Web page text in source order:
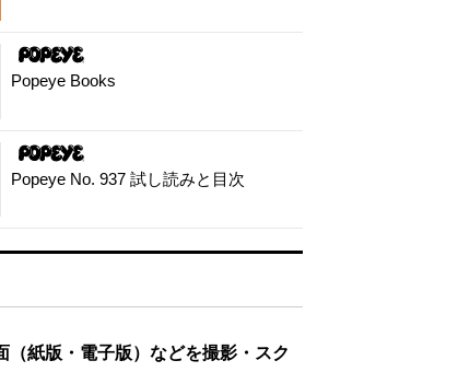
Popeye Books
Popeye No. 937 試し読みと目次
（紙版・電子版）などを撮影・スク